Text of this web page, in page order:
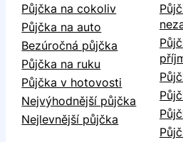
Půjčka na cokoliv
Půjčka na auto
Bezúročná půjčka
Půjčka na ruku
Půjčka v hotovosti
Nejvýhodnější půjčka
Nejlevnější půjčka